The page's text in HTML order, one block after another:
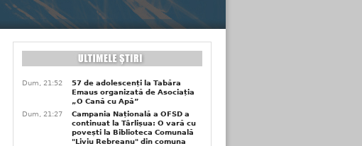
Dum, 21:52
57 de adolescenți la Tabăra
Emaus organizată de Asociația
„O Cană cu Apă”
Dum, 21:27
Campania Națională a OFSD a
continuat la Târlișua: O vară cu
povești la Biblioteca Comunală
"Liviu Rebreanu" din comuna